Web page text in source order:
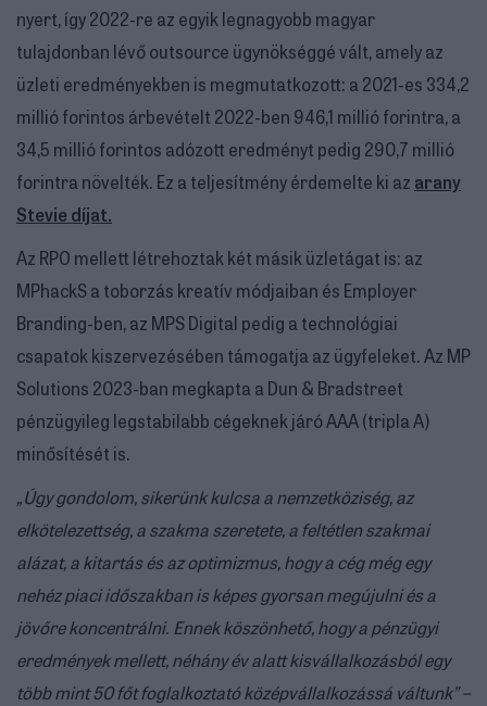
nyert, így 2022-re az egyik legnagyobb magyar
tulajdonban lévő outsource ügynökséggé vált, amely az
üzleti eredményekben is megmutatkozott: a 2021-es 334,2
millió forintos árbevételt 2022-ben 946,1 millió forintra, a
34,5 millió forintos adózott eredményt pedig 290,7 millió
forintra növelték. Ez a teljesítmény érdemelte ki az arany
Stevie díjat.
Az RPO mellett létrehoztak két másik üzletágat is: az
MPhackS a toborzás kreatív módjaiban és Employer
Branding-ben, az MPS Digital pedig a technológiai
csapatok kiszervezésében támogatja az ügyfeleket. Az MP
Solutions 2023-ban megkapta a Dun & Bradstreet
pénzügyileg legstabilabb cégeknek járó AAA (tripla A)
minősítését is.
„Úgy gondolom, sikerünk kulcsa a nemzetköziség, az
elkötelezettség, a szakma szeretete, a feltétlen szakmai
alázat, a kitartás és az optimizmus, hogy a cég még egy
nehéz piaci időszakban is képes gyorsan megújulni és a
jövőre koncentrálni. Ennek köszönhető, hogy a pénzügyi
eredmények mellett, néhány év alatt kisvállalkozásból egy
több mint 50 főt foglalkoztató középvállalkozássá váltunk” –